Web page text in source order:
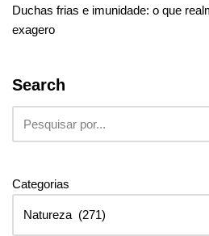
Duchas frias e imunidade: o que
exagero
Search
Categorias